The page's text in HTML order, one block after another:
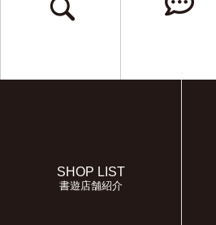
SHOP LIST
書遊店舗紹介